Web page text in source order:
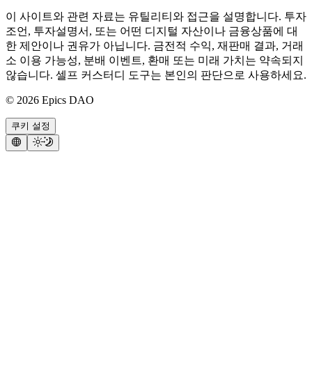
이 사이트와 관련 자료는 유틸리티와 접근을 설명합니다. 투자
조언, 투자설명서, 또는 어떤 디지털 자산이나 금융상품에 대
한 제안이나 권유가 아닙니다. 금전적 수익, 재판매 결과, 거래
소 이용 가능성, 분배 이벤트, 환매 또는 미래 가치는 약속되지
않습니다. 셀프 커스터디 도구는 본인의 판단으로 사용하세요.
© 2026 Epics DAO
쿠키 설정